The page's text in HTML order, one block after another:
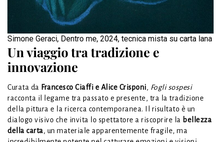
Simone Geraci, Dentro me, 2024, tecnica mista su carta lana
Un viaggio tra tradizione e
innovazione
Curata da Francesco Ciaffi e Alice Crisponi, Fogli sospesi
racconta il legame tra passato e presente, tra la tradizione
della pittura e la ricerca contemporanea. Il risultato è un
dialogo visivo che invita lo spettatore a riscoprire la bellezza
della carta, un materiale apparentemente fragile, ma